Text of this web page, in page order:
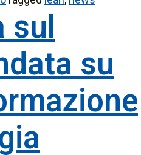
sul
su